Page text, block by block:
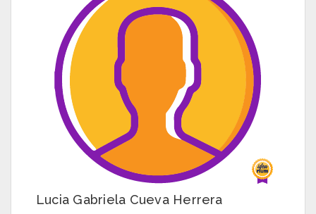
Lucia Gabriela Cueva Herrera